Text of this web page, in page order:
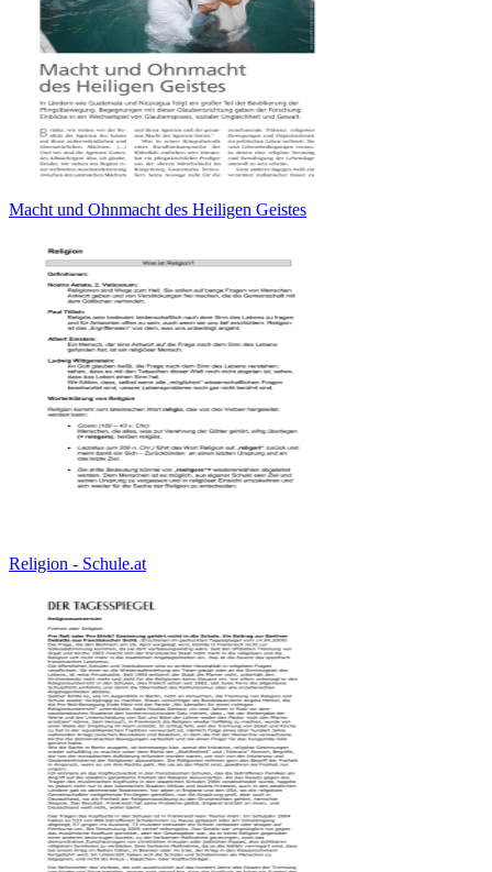
Macht und Ohnmacht des Heiligen Geistes
Religion - Schule.at